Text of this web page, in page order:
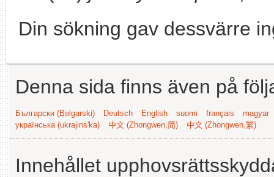
Din sökning gav dessvärre
Denna sida finns även på
Български (Bəlgarski) Deutsch English suomi français
magyar
українська (ukrajins'ka)
中文 (Zhongwen,简) 中文 (Zhongwen,繁)
Innehållet